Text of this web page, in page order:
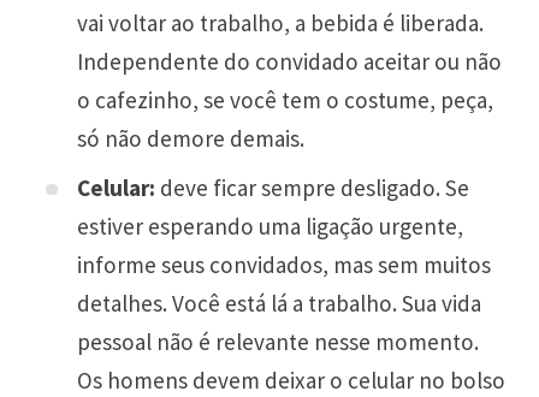
vai voltar ao trabalho, a bebida é liberada.
Independente do convidado aceitar ou não
o cafezinho, se você tem o costume, peça,
só não demore demais.
Celular: deve ficar sempre desligado. Se
estiver esperando uma ligação urgente,
informe seus convidados, mas sem muitos
detalhes. Você está lá a trabalho. Sua vida
pessoal não é relevante nesse momento.
Os homens devem deixar o celular no bolso